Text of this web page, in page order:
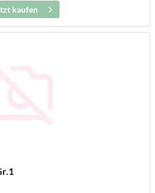
kaufen